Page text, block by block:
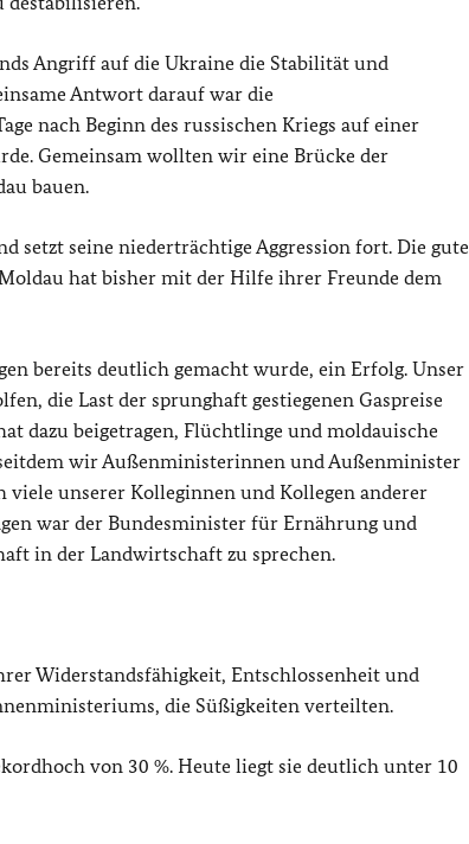
Angriff auf die Ukraine die Stabilität und
Antwort darauf war die
nach Beginn des russischen Kriegs auf einer
Gemeinsam wollten wir eine Brücke der
bauen.
setzt seine niederträchtige Aggression fort. Die gute
hat bisher mit der Hilfe ihrer Freunde dem
bereits deutlich gemacht wurde, ein Erfolg. Unser
die Last der sprunghaft gestiegenen Gaspreise
dazu beigetragen, Flüchtlinge und moldauische
wir Außenministerinnen und Außenminister
viele unserer Kolleginnen und Kollegen anderer
war der Bundesminister für Ernährung und
in der Landwirtschaft zu sprechen.
Widerstandsfähigkeit, Entschlossenheit und
die Süßigkeiten verteilten.
von 30 %. Heute liegt sie deutlich unter 10